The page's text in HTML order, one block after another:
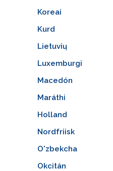
Koreai
Kurd
Lietuvių
Luxemburgi
Macedón
Maráthi
Holland
Nordfriisk
O'zbekcha
Okcitán